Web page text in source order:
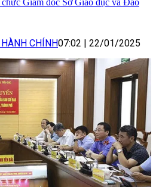
CHÍNH07:02 | 22/01/2025